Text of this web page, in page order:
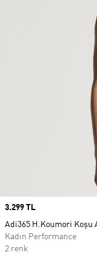
Price
3.299 TL
Adi365 H.Koumori Koşu
Kadın Performance
2 renk